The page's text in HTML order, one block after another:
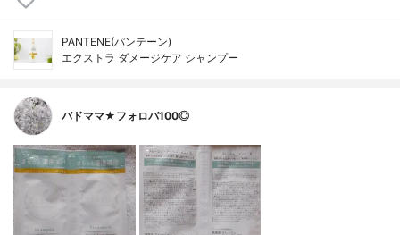
PANTENE(パンテーン)
エクストラ ダメージケア シャンプー
バドママ★フォロバ100◎